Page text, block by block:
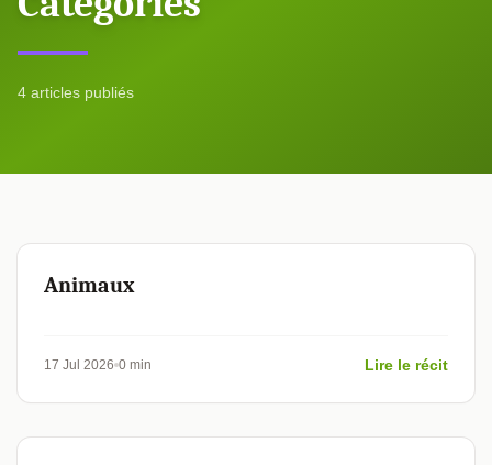
4 articles publiés
Animaux
17 Jul 2026 0 min Lire le récit